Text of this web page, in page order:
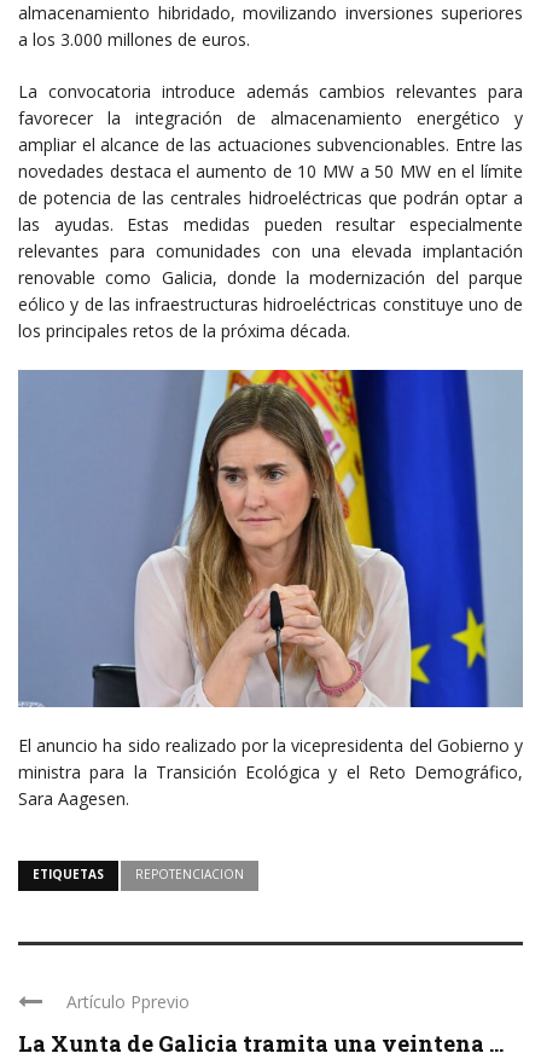
almacenamiento hibridado, movilizando inversiones superiores
a los 3.000 millones de euros.
La convocatoria introduce además cambios relevantes para
favorecer la integración de almacenamiento energético y
ampliar el alcance de las actuaciones subvencionables. Entre las
novedades destaca el aumento de 10 MW a 50 MW en el límite
de potencia de las centrales hidroeléctricas que podrán optar a
las ayudas. Estas medidas pueden resultar especialmente
relevantes para comunidades con una elevada implantación
renovable como Galicia, donde la modernización del parque
eólico y de las infraestructuras hidroeléctricas constituye uno de
los principales retos de la próxima década.
El anuncio ha sido realizado por la vicepresidenta del Gobierno y
ministra para la Transición Ecológica y el Reto Demográfico,
Sara Aagesen.
ETIQUETAS REPOTENCIACION
Artículo Pprevio
La Xunta de Galicia tramita una veintena ...